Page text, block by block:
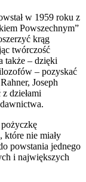
w 1959 roku z
Powszechnym”
krąg
twórczość
także – dzięki
– pozyskać
Joseph
dziełami
które nie miały
powstania jednego
i największych